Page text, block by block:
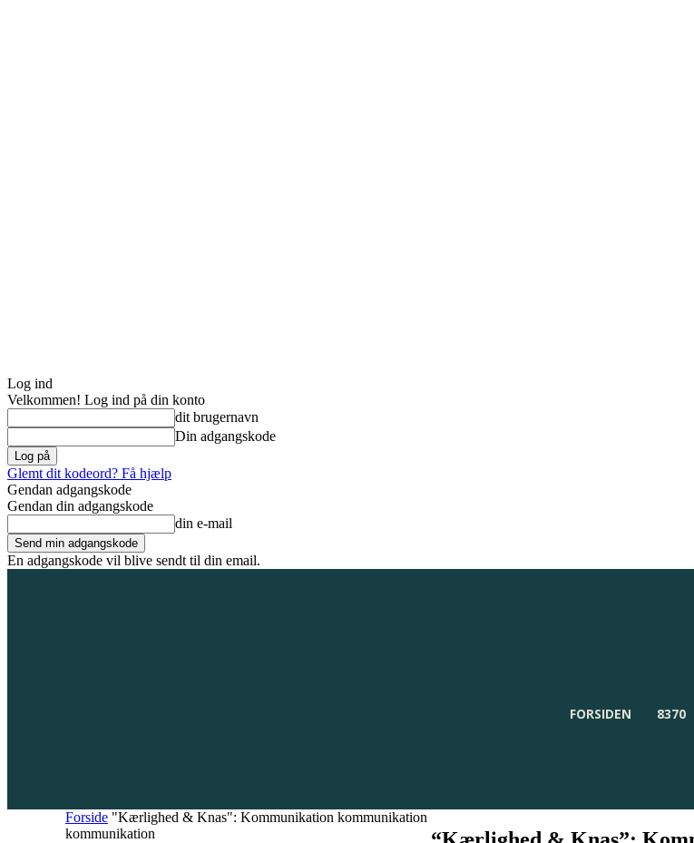
Log ind
Velkommen! Log ind på din konto
dit brugernavn
Din adgangskode
Glemt dit kodeord? Få hjælp
Gendan adgangskode
Gendan din adgangskode
din e-mail
En adgangskode vil blive sendt til din email.
FORSIDEN 8370
Forside "Kærlighed & Knas": Kommunikation kommunikation
kommunikation